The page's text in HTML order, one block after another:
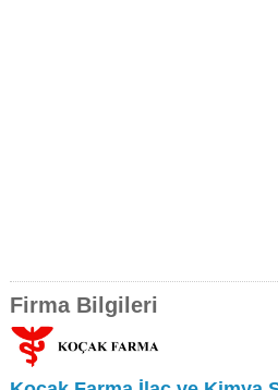
Firma Bilgileri